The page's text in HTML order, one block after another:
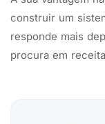
construir um
responde mais
procura em